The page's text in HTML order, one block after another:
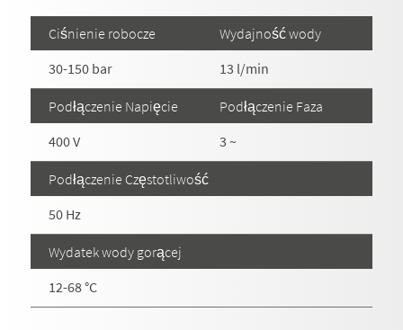
Ciśnienie robocze
30-150 bar
Wydajność wody
13 l/min
Podłączenie Napięcie
400 V
Podłączenie Faza
3 ~
Podłączenie Częstotliwość
50 Hz
Wydatek wody gorącej
12-68 °C